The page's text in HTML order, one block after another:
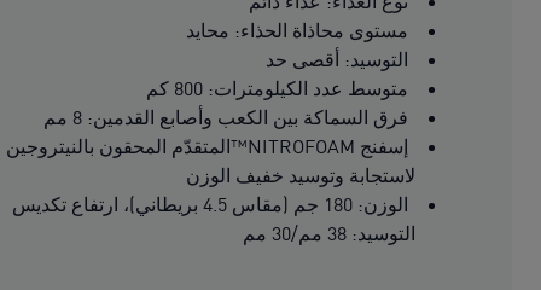
مستوى محاذاة الحذاء: محايد
التوسيد: أقصى حد
متوسط عدد الكيلومترات: 800 كم
فرق السماكة بين الكعب وأصابع القدمين: 8 مم
إسفنج NITROFOAM™المتقدّم المحقون بالنيتروجين
لاستجابة وتوسيد خفيف الوزن
الوزن: 180 جم (مقاس 4.5 بريطاني)، ارتفاع تكديس
التوسيد: 38 مم/30 مم